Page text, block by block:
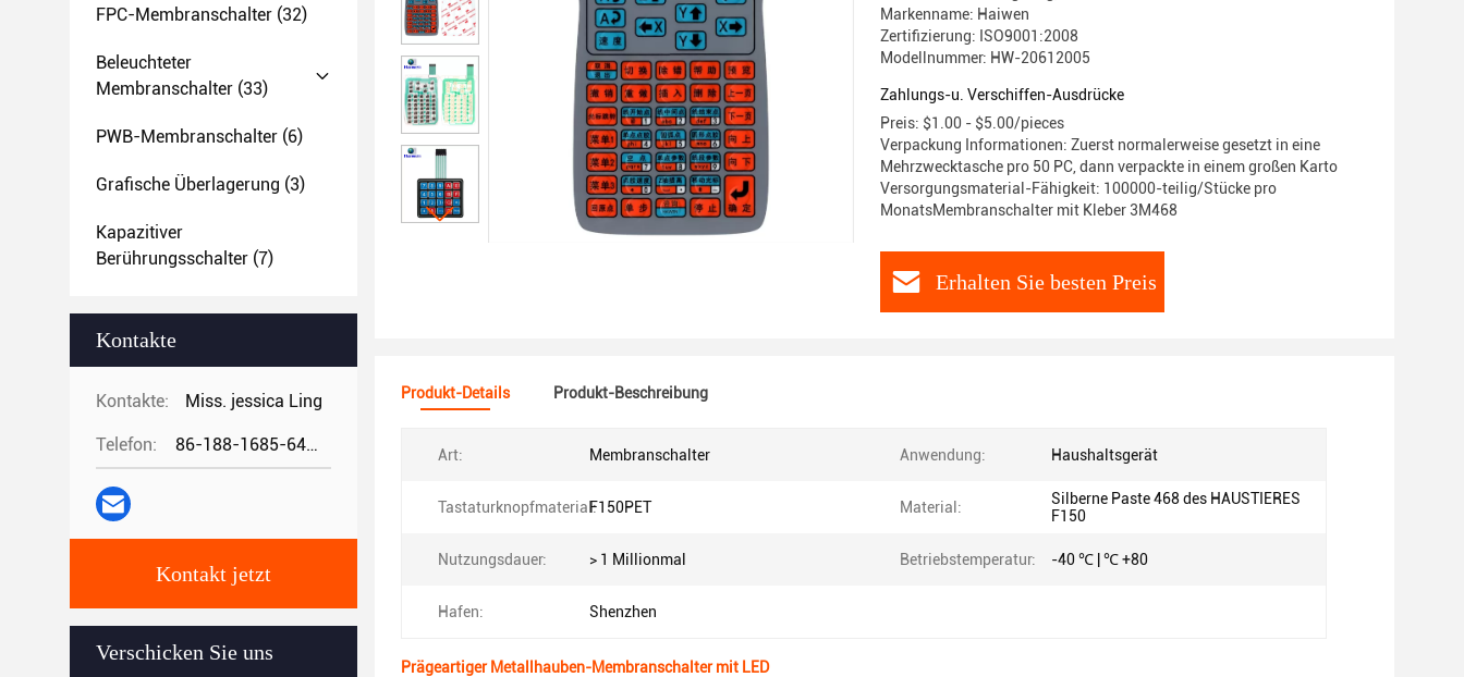
FPC-Membranschalter (32)
Beleuchteter
Membranschalter (33)
PWB-Membranschalter (6)
Grafische Überlagerung (3)
Kapazitiver
Berührungsschalter (7)
Kontakte
Kontakte: Miss. jessica Ling
Telefon: 86-188-1685-6426
Kontakt jetzt
Verschicken Sie uns
Markenname: Haiwen
Zertifizierung: ISO9001:2008
Modellnummer: HW-20612005
Zahlungs-u. Verschiffen-Ausdrücke
Preis: $1.00 - $5.00/pieces
Verpackung Informationen: Zuerst normalerweise gesetzt in eine
Mehrzwecktasche pro 50 PC, dann verpackte in einem großen Karto
Versorgungsmaterial-Fähigkeit: 100000-teilig/Stücke pro
MonatsMembranschalter mit Kleber 3M468
Erhalten Sie besten Preis
Produkt-Details Produkt-Beschreibung
Art: Membranschalter Anwendung: Haushaltsgerät
Tastaturknopfmaterial:F150PET Material:
Silberne Paste 468 des HAUSTIERES
F150
Nutzungsdauer: > 1 Millionmal Betriebstemperatur: -40 ℃ | ℃ +80
Hafen: Shenzhen
Prägeartiger Metallhauben-Membranschalter mit LED